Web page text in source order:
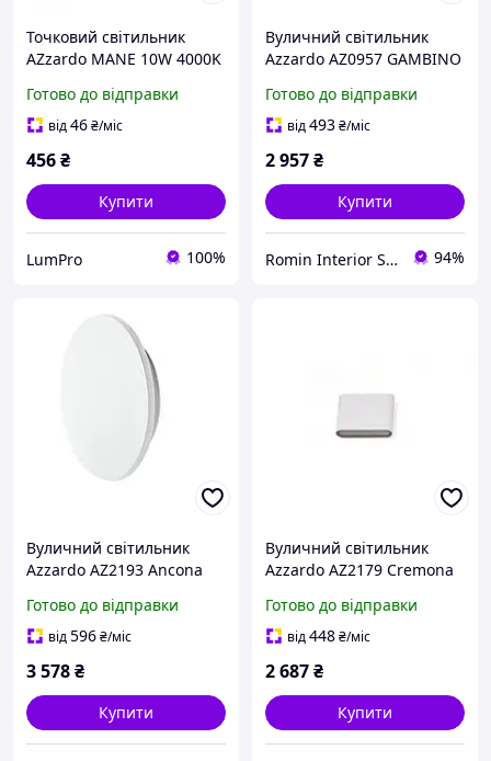
Точковий світильник
AZzardo MANE 10W 4000K
Готово до відправки
від46₴/міс
456₴
Купити
LumPro 100%
Вуличний світильник
Azzardo AZ0957 GAMBINO
Готово до відправки
від493₴/міс
2 957₴
Купити
Romin Interior Store 94%
Вуличний світильник
Azzardo AZ2193 Ancona
Готово до відправки
від596₴/міс
3 578₴
Купити
Вуличний світильник
Azzardo AZ2179 Cremona
Готово до відправки
від448₴/міс
2 687₴
Купити